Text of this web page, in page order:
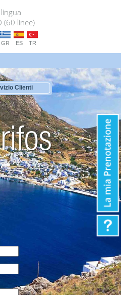
(60 linee)
GR ES TR
Clienti